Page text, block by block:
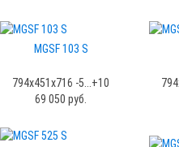
MGSF 103 S
794x451x716 -5...+10
69 050 руб.